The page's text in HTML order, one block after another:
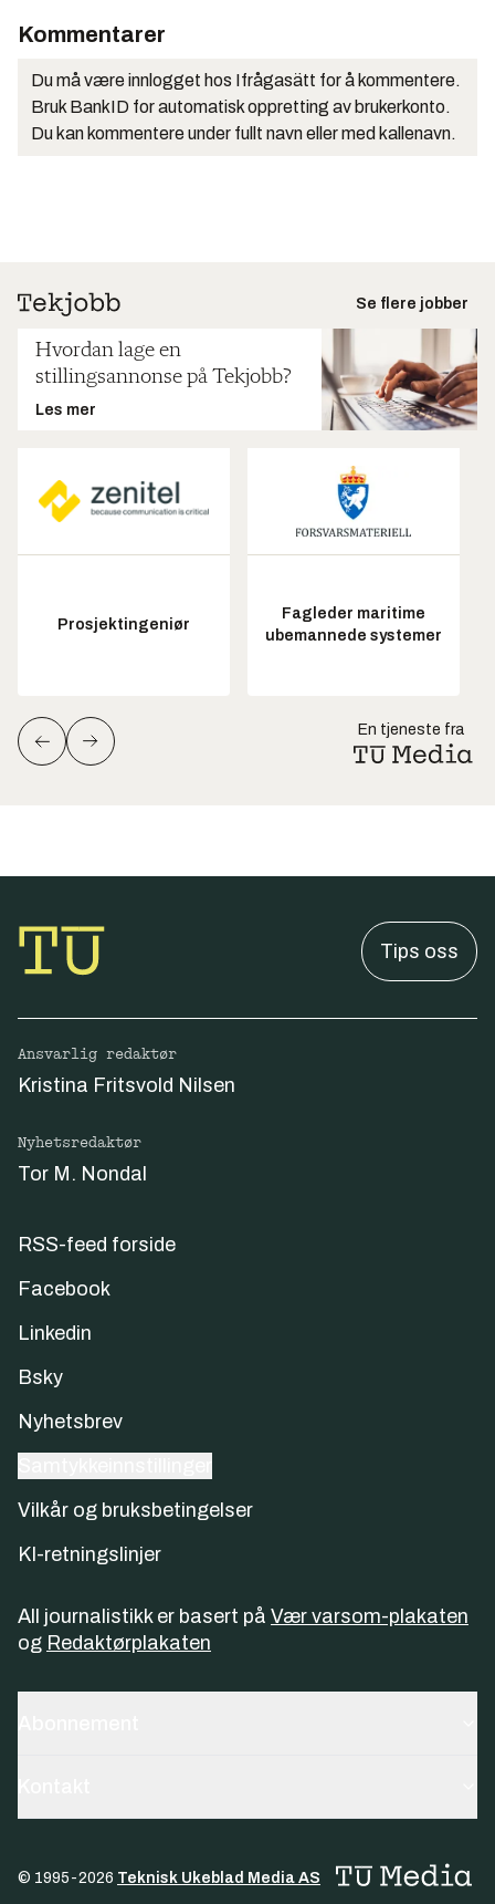
Kommentarer
Du må være innlogget hos Ifrågasätt for å kommentere.
Bruk BankID for automatisk oppretting av brukerkonto.
Du kan kommentere under fullt navn eller med kallenavn.
Se flere jobber
Hvordan lage en
stillingsannonse på Tekjobb?
Les mer
Prosjektingeniør
Fagleder maritime
ubemannede systemer
En tjeneste fra
Tips oss
Ansvarlig redaktør
Kristina Fritsvold Nilsen
Nyhetsredaktør
Tor M. Nondal
RSS-feed forside
Facebook
Linkedin
Bsky
Nyhetsbrev
Vilkår og bruksbetingelser
KI-retningslinjer
All journalistikk er basert på Vær varsom-plakaten
og Redaktørplakaten
© 1995-2026 Teknisk Ukeblad Media AS